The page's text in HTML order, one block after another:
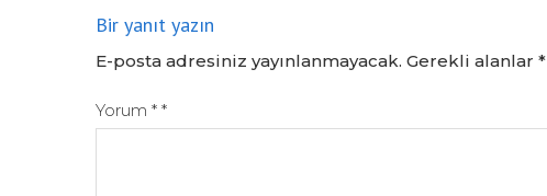
Bir yanıt yazın
E-posta adresiniz yayınlanmayacak. Gerekli alanlar *
Yorum * *